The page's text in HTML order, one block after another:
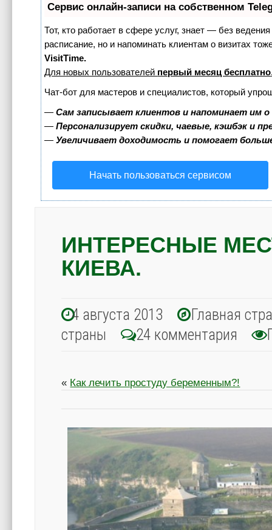
Сервис онлайн-записи на собственном
Тот, кто работает в сфере услуг, знает — без
расписание, но и напоминать клиентам о визитах
VisitTime.
Для новых пользователей первый месяц бесплатно
Чат-бот для мастеров и специалистов, который
—Сам записывает клиентов и напоминает им
—Персонализирует скидки, чаевые, кэшбэк и
—Увеличивает доходимость и помогает
Начать пользоваться сервисом
ИНТЕРЕСНЫЕ
КИЕВА.
4 августа 2013
Главная
страны
24 комментария
« Как лечить простуду беременным?!